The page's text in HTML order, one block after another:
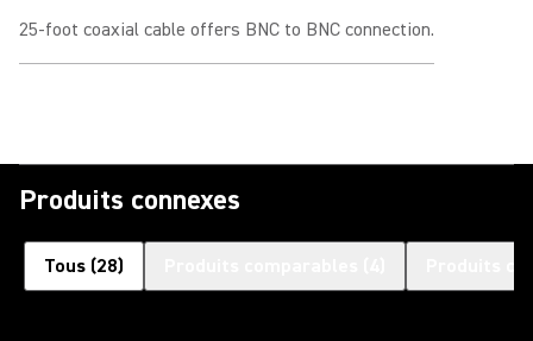
25-foot coaxial cable offers BNC to BNC connection.
Produits connexes
Tous (28)